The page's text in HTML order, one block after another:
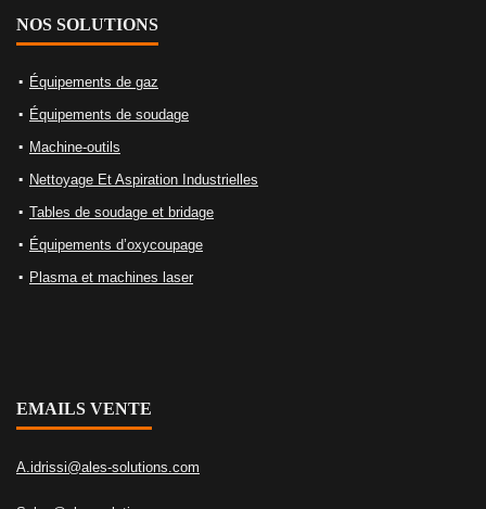
NOS SOLUTIONS
Équipements de gaz
Équipements de soudage
Machine-outils
Nettoyage Et Aspiration Industrielles
Tables de soudage et bridage
Équipements d’oxycoupage
Plasma et machines laser
EMAILS VENTE
A.idrissi@ales-solutions.com